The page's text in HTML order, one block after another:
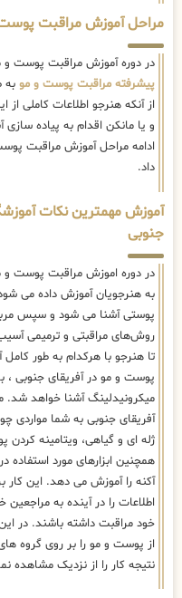
مراحل آموزش مراقبت پوست
در دوره آموزش مراقبت پوست و
پیشرفته مراقبت پوست و مو به
از آنکه هنرجو اطلاعات کاملی
و یا مانکن اقدام به پیاده
ادامه مراحل آموزش مراقبت
داد.
آموزش مهمترین نکات
جنوبی
در دوره اموزش مراقبت پوست و
به هنرجویان آموزش داده می
پوستی آشنا می شود و سپس
روش‌های مراقبتی و ترمیمی
تا هنرجو با هرکدام به طور
پوست و مو در آفریقای جنوبی ،
میکرونیدلینگ آشنا خواهد شد.
آفریقای جنوبی به شما مواردی
ژله ای و گیاهی، ویتامینه
همچنین ابزارهای مورد
آکنه را آموزش می دهد. این کار
اطلاعات را در آینده به
خود مراقبت داشته باشند. در
از پوست و مو را بر روی گروه
نتیجه کار را از نزدیک مشاهده